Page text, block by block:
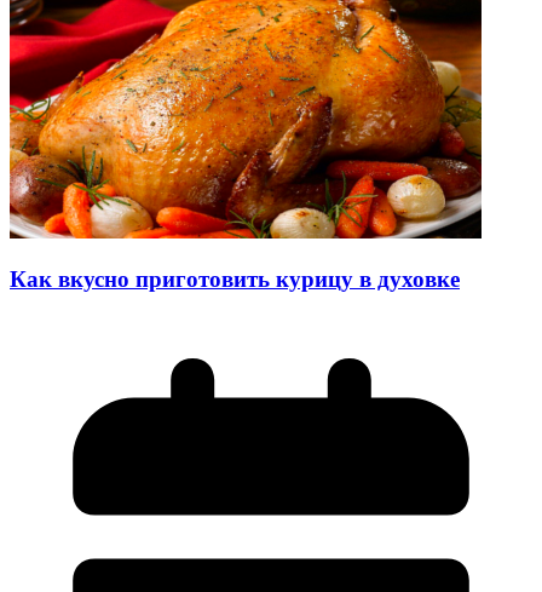
Как вкусно приготовить курицу в духовке